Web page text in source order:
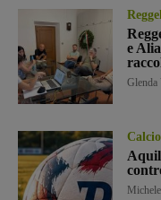
e
Glenda
Calcio